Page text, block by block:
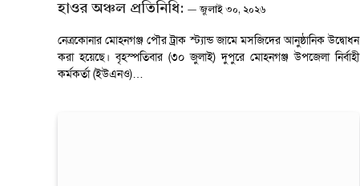
হাওর অঞ্চল প্রতিনিধি: জুলাই ৩০, ২০২৬
নেত্রকোনার মোহনগঞ্জ পৌর ট্রাক স্ট্যান্ড জামে মসজিদের আনুষ্ঠানিক উদ্বোধন
করা হয়েছে। বৃহস্পতিবার (৩০ জুলাই) দুপুরে মোহনগঞ্জ উপজেলা নির্বাহী
কর্মকর্তা (ইউএনও)…